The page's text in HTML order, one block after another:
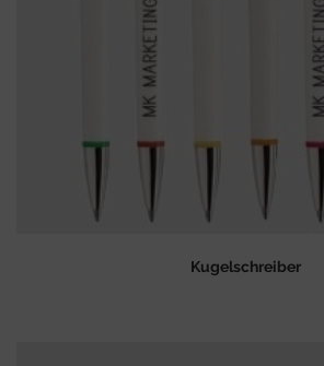
Kugelschreiber